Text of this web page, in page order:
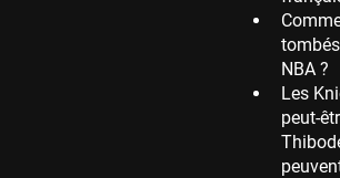
38
36
34
NBA ?
Les
peut-